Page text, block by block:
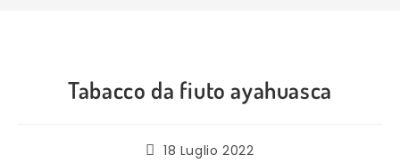
Tabacco da fiuto ayahuasca
18 Luglio 2022